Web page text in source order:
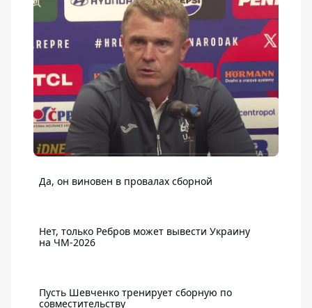
Да, он виновен в провалах сборной
Нет, только Ребров может вывести Украину
на ЧМ-2026
Пусть Шевченко тренирует сборную по
совместительству